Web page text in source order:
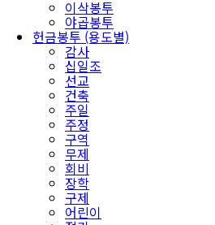
이삭봉투
야곱봉투
헌금봉투 (용도별)
감사
십일조
선교
건축
주일
주정
구역
무제
회비
장학
구제
어린이